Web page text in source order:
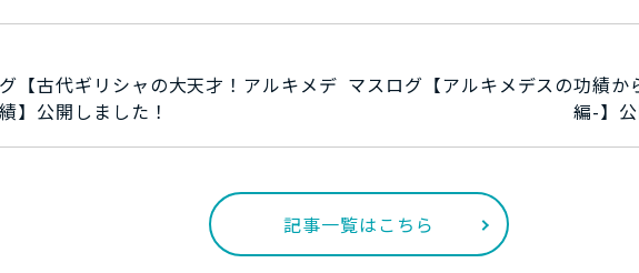
【古代ギリシャの大天才！アルキメデ
】公開しました！
マスログ【アルキメデスの功績か
編-】
記事一覧はこちら